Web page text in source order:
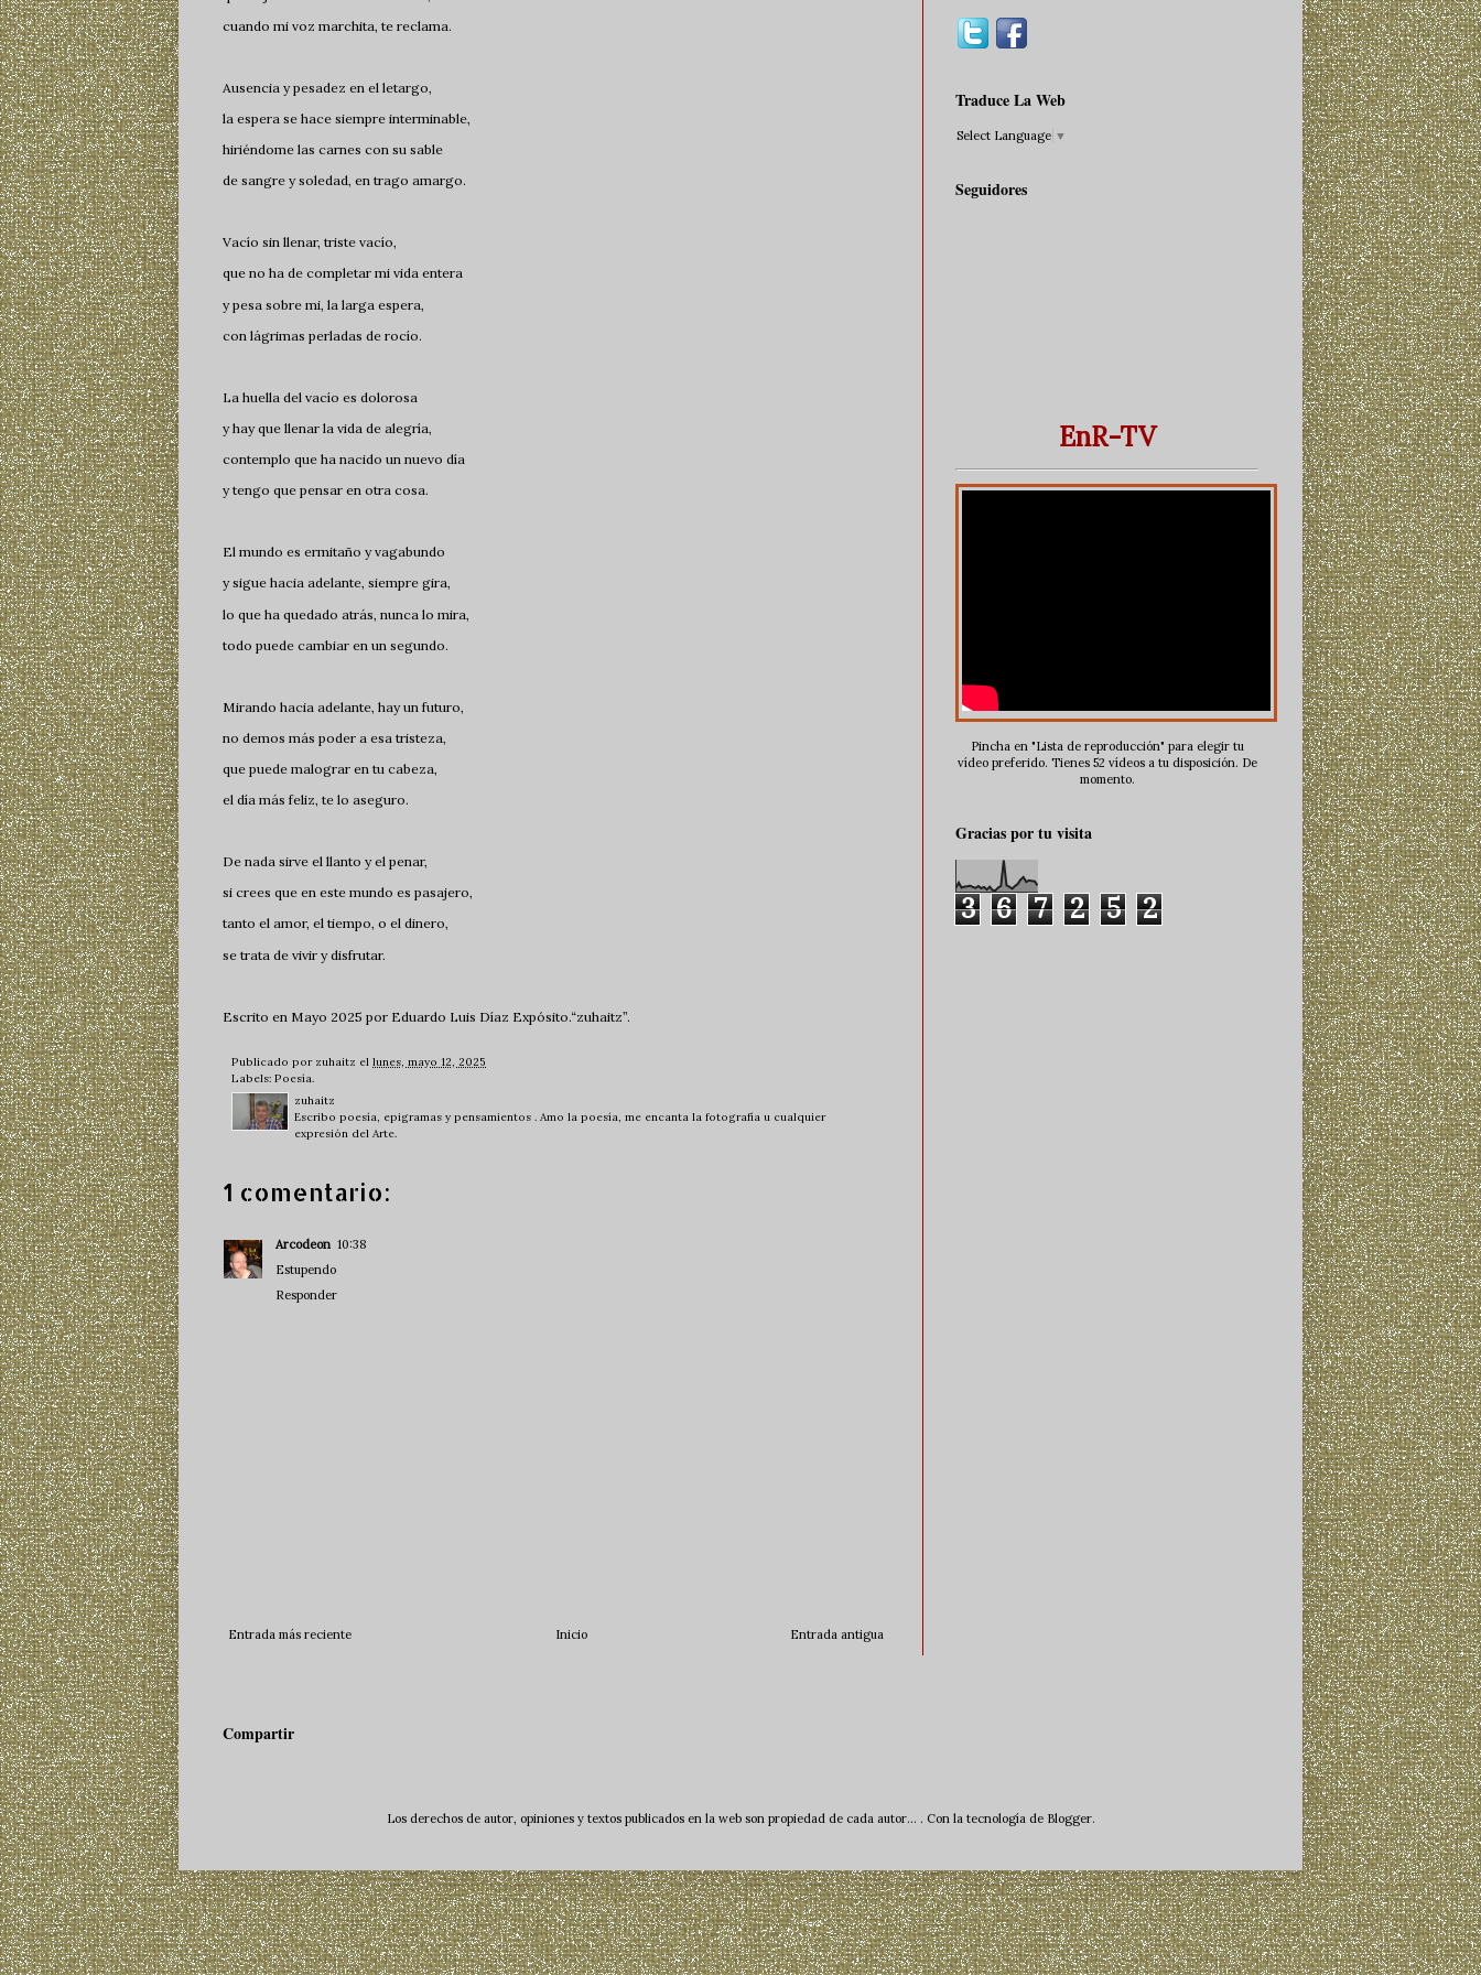
cuando mi voz marchita, te reclama.
Ausencia y pesadez en el letargo,
la espera se hace siempre interminable,
hiriéndome las carnes con su sable
de sangre y soledad, en trago amargo.
Vacío sin llenar, triste vacío,
que no ha de completar mi vida entera
y pesa sobre mi, la larga espera,
con lágrimas perladas de rocío.
La huella del vacío es dolorosa
y hay que llenar la vida de alegría,
contemplo que ha nacido un nuevo día
y tengo que pensar en otra cosa.
El mundo es ermitaño y vagabundo
y sigue hacia adelante, siempre gira,
lo que ha quedado atrás, nunca lo mira,
todo puede cambiar en un segundo.
Mirando hacia adelante, hay un futuro,
no demos más poder a esa tristeza,
que puede malograr en tu cabeza,
el día más feliz, te lo aseguro.
De nada sirve el llanto y el penar,
si crees que en este mundo es pasajero,
tanto el amor, el tiempo, o el dinero,
se trata de vivir y disfrutar.
Escrito en Mayo 2025 por Eduardo Luis Díaz Expósito.“zuhaitz”.
Publicado por zuhaitz el lunes, mayo 12, 2025
Labels: Poesía.
zuhaitz
Escribo poesía, epigramas y pensamientos . Amo la poesía, me encanta la fotografía u cualquier
expresión del Arte.
1 comentario:
Arcodeon 10:38
Estupendo
Responder
Entrada más reciente Entrada antigua
Inicio
Traduce La Web
Select Language ▼
Seguidores
EnR-TV
Pincha en "Lista de reproducción" para elegir tu
vídeo preferido. Tienes 52 vídeos a tu disposición. De
momento.
Gracias por tu visita
3 6 7 2 5 2
Compartir
Los derechos de autor, opiniones y textos publicados en la web son propiedad de cada autor... . Con la tecnología de Blogger.